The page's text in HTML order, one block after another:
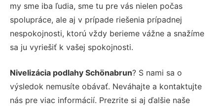
my sme iba ľudia, sme tu pre vás nielen počas
spolupráce, ale aj v prípade riešenia prípadnej
nespokojnosti, ktorú vždy berieme vážne a snažíme
sa ju vyriešiť k vašej spokojnosti.
Nivelizácia podlahy Schönabrun? S nami sa o
výsledok nemusíte obávať. Neváhajte a kontaktujte
nás pre viac informácií. Prezrite si aj ďalšie naše